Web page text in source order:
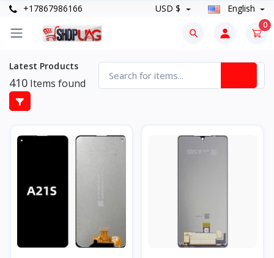
+17867986166 USD $ English
0
Latest Products
410 Items found